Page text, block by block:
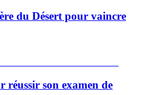
du Désert pour vaincre
réussir son examen de